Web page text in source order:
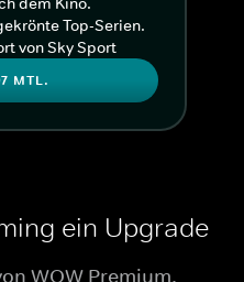
Top-Serien.
von Sky Sport
MTL.
ein Upgrade
WOW Premium.